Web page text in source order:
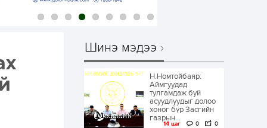
Шинэ мэдээ
Н.Номтойбаяр:
Аймгуудад
тулгамдаж буй
асуудлуудыг долоо
хоног бүр Засгийн
газрын...
14 цаг 0 0